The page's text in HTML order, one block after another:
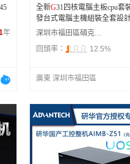
年
全新G31四核電腦主板cpu套
發台式電腦主機組裝全套設
深圳市福田區碩克電子經營部
回頭率：
12.5%
廣東 深圳市福田區